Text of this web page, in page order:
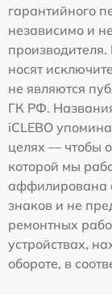
гарантийного
независимо и
носят
не являются
ГК РФ.
iCLEBO
целях — чтобы
которой мы
аффилирована
знаков и не
ремонтных
устройствах,
обороте, в